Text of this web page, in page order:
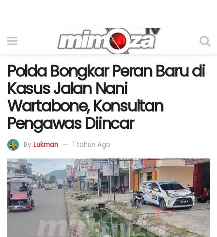
Polda Bongkar Peran Baru di
Kasus Jalan Nani
Wartabone, Konsultan
Pengawas Diincar
By Lukman 1 tahun Ago